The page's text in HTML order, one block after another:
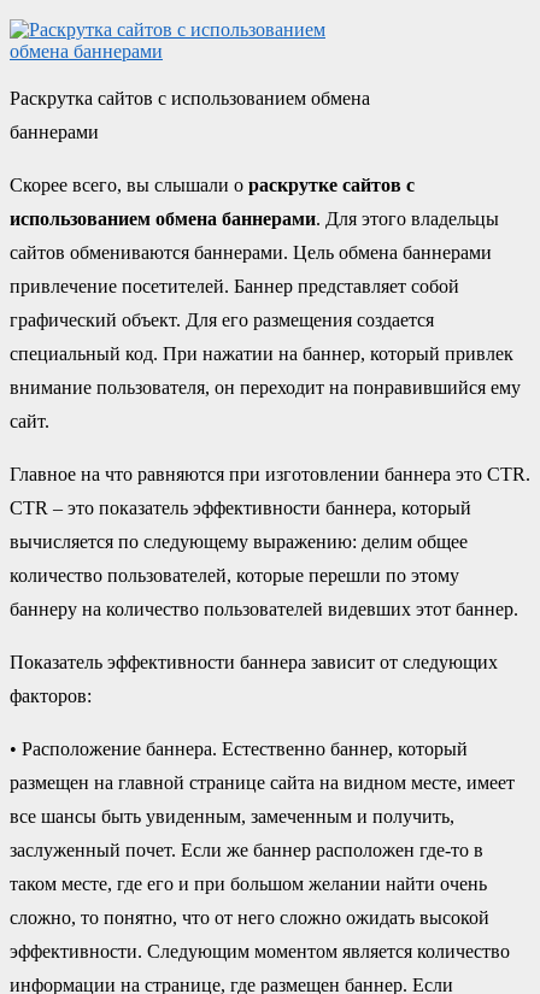
Раскрутка сайтов с использованием обмена
баннерами
Скорее всего, вы слышали о раскрутке сайтов с
использованием обмена баннерами. Для этого владельцы
сайтов обмениваются баннерами. Цель обмена баннерами
привлечение посетителей. Баннер представляет собой
графический объект. Для его размещения создается
специальный код. При нажатии на баннер, который привлек
внимание пользователя, он переходит на понравившийся ему
сайт.
Главное на что равняются при изготовлении баннера это CTR.
CTR – это показатель эффективности баннера, который
вычисляется по следующему выражению: делим общее
количество пользователей, которые перешли по этому
баннеру на количество пользователей видевших этот баннер.
Показатель эффективности баннера зависит от следующих
факторов:
• Расположение баннера. Естественно баннер, который
размещен на главной странице сайта на видном месте, имеет
все шансы быть увиденным, замеченным и получить,
заслуженный почет. Если же баннер расположен где-то в
таком месте, где его и при большом желании найти очень
сложно, то понятно, что от него сложно ожидать высокой
эффективности. Следующим моментом является количество
информации на странице, где размещен баннер. Если